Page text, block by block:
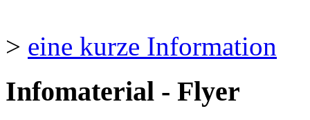
> eine kurze Information
Infomaterial - Flyer